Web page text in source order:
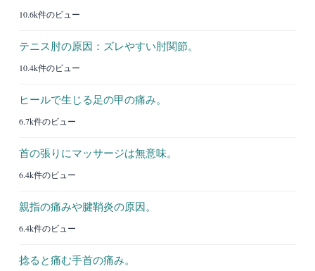
10.6k件のビュー
テニス肘の原因：ズレやすい肘関節。
10.4k件のビュー
ヒールで生じる足の甲の痛み。
6.7k件のビュー
首の張りにマッサージは無意味。
6.4k件のビュー
親指の痛みや腱鞘炎の原因。
6.4k件のビュー
捻ると痛む手首の痛み。